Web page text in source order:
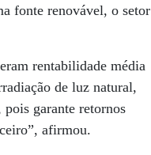
fonte renovável, o setor
rentabilidade média
de luz natural,
pois garante retornos
afirmou.